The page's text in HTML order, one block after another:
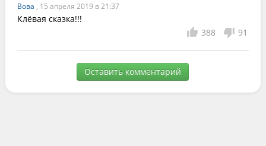
Вова , 15 апреля 2019 в 21:37
Клёвая сказка!!!
388
91
Оставить комментарий